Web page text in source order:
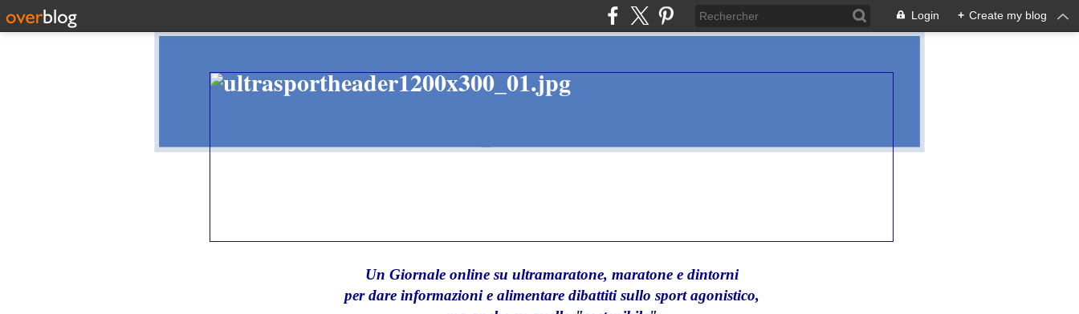
Login + Create my blog
Un Giornale online su ultramaratone, maratone e dintorni
per dare informazioni e alimentare dibattiti sullo sport agonistico,